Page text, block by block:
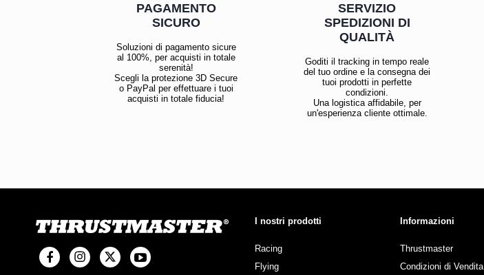
PAGAMENTO
SICURO
Soluzioni di pagamento sicure
al 100%, per acquisti in totale
serenità!
Scegli la protezione 3D Secure
o PayPal per effettuare i tuoi
acquisti in totale fiducia!
SERVIZIO
SPEDIZIONI DI
QUALITÀ
Goditi il tracking in tempo reale
del tuo ordine e la consegna dei
tuoi prodotti in perfette
condizioni.
Una logistica affidabile, per
un'esperienza cliente ottimale.
I nostri prodotti
Racing
Flying
Informazioni
Thrustmaster
Condizioni di Vendita